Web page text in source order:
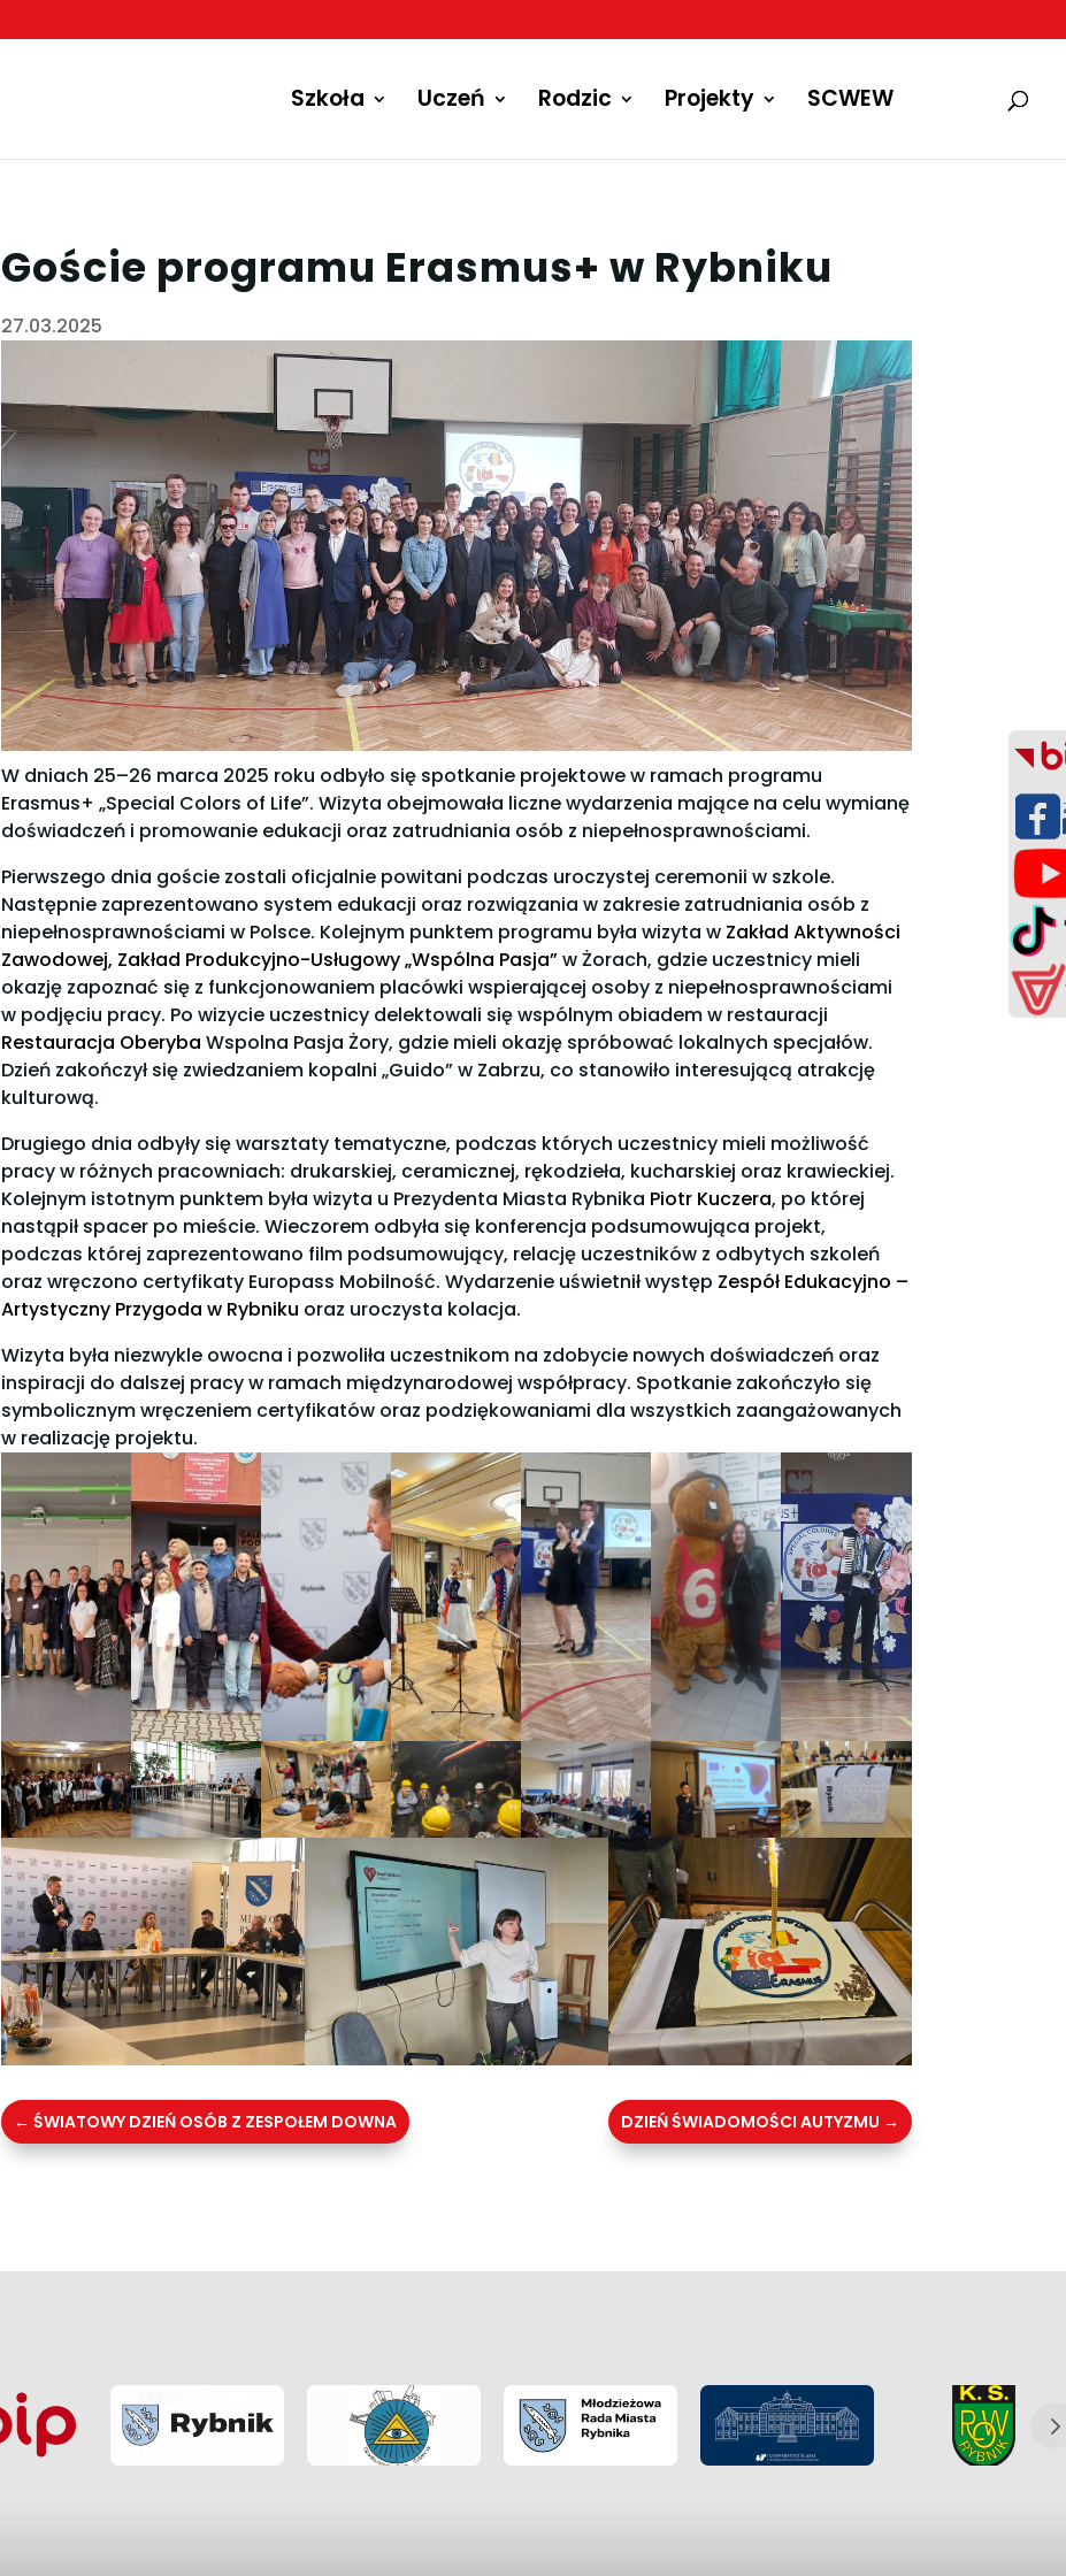
Szkoła Uczeń Rodzic Projekty SCWEW
Goście programu Erasmus+ w Rybniku
27.03.2025
W dniach 25–26 marca 2025 roku odbyło się spotkanie projektowe w ramach programu
Erasmus+ „Special Colors of Life”. Wizyta obejmowała liczne wydarzenia mające na celu wymianę
doświadczeń i promowanie edukacji oraz zatrudniania osób z niepełnosprawnościami.
Pierwszego dnia goście zostali oficjalnie powitani podczas uroczystej ceremonii w szkole.
Następnie zaprezentowano system edukacji oraz rozwiązania w zakresie zatrudniania osób z
niepełnosprawnościami w Polsce. Kolejnym punktem programu była wizyta w Zakład Aktywności
Zawodowej, Zakład Produkcyjno-Usługowy „Wspólna Pasja”w Żorach, gdzie uczestnicy mieli
okazję zapoznać się z funkcjonowaniem placówki wspierającej osoby z niepełnosprawnościami
w podjęciu pracy. Po wizycie uczestnicy delektowali się wspólnym obiadem w restauracji
Restauracja Oberyba Wspolna Pasja Żory, gdzie mieli okazję spróbować lokalnych specjałów.
Dzień zakończył się zwiedzaniem kopalni „Guido” w Zabrzu, co stanowiło interesującą atrakcję
kulturową.
Drugiego dnia odbyły się warsztaty tematyczne, podczas których uczestnicy mieli możliwość
pracy w różnych pracowniach: drukarskiej, ceramicznej, rękodzieła, kucharskiej oraz krawieckiej.
Kolejnym istotnym punktem była wizyta u Prezydenta Miasta Rybnika Piotr Kuczera, po której
nastąpił spacer po mieście. Wieczorem odbyła się konferencja podsumowująca projekt,
podczas której zaprezentowano film podsumowujący, relację uczestników z odbytych szkoleń
oraz wręczono certyfikaty Europass Mobilność. Wydarzenie uświetnił występ Zespół Edukacyjno –
Artystyczny Przygoda w Rybniku oraz uroczysta kolacja.
Wizyta była niezwykle owocna i pozwoliła uczestnikom na zdobycie nowych doświadczeń oraz
inspiracji do dalszej pracy w ramach międzynarodowej współpracy. Spotkanie zakończyło się
symbolicznym wręczeniem certyfikatów oraz podziękowaniami dla wszystkich zaangażowanych
w realizację projektu.
← ŚWIATOWY DZIEŃ OSÓB Z ZESPOŁEM DOWNA DZIEŃ ŚWIADOMOŚCI AUTYZMU →